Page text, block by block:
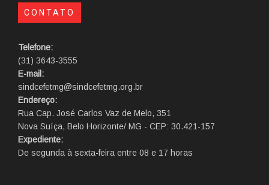
CONTATO
Telefone:
(31) 3643-3555
E-mail:
sindcefetmg@sindcefetmg.org.br
Endereço:
Rua Cap. José Carlos Vaz de Melo, 351
Nova Suíça, Belo Horizonte/ MG - CEP: 30.421-157
Expediente:
De segunda à sexta-feira entre 08 e 17 horas